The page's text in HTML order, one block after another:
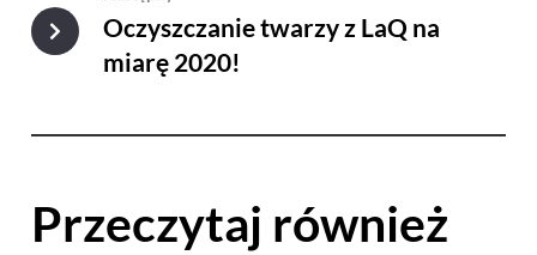
Oczyszczanie twarzy z LaQ na
miarę 2020!
Przeczytaj również